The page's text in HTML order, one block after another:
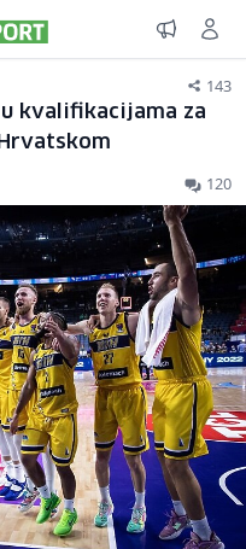
143
kvalifikacijama za
120